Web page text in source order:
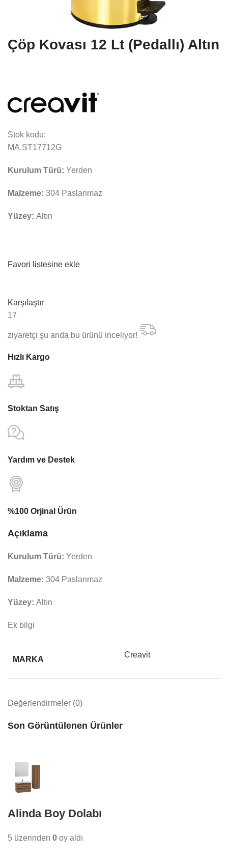
Çöp Kovası 12 Lt (Pedallı) Altın
Stok kodu:
MA.ST17712G
Kurulum Türü: Yerden
Malzeme: 304 Paslanmaz
Yüzey: Altın
Favori listesine ekle
Karşılaştır
17
ziyaretçi şu anda bu ürünü inceliyor!
Hızlı Kargo
Stoktan Satış
Yardım ve Destek
%100 Orjinal Ürün
Açıklama
Kurulum Türü: Yerden
Malzeme: 304 Paslanmaz
Yüzey: Altın
Ek bilgi
MARKA
Creavit
Değerlendirmeler (0)
Son Görüntülenen Ürünler
Alinda Boy Dolabı
5 üzerinden 0 oy aldı